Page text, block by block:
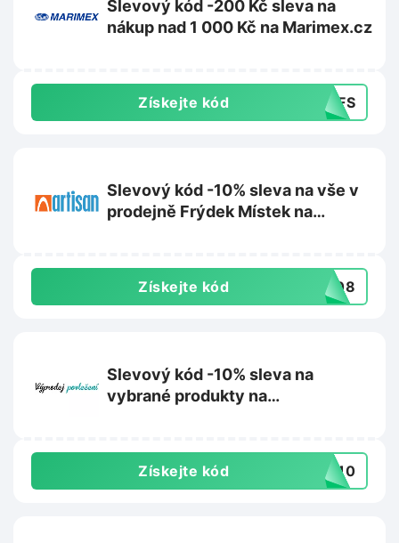
Slevový kód -200 Kč sleva na
nákup nad 1 000 Kč na Marimex.cz
Získejte kód 54FS
Slevový kód -10% sleva na vše v
prodejně Frýdek Místek na
Získejte kód 0808
Slevový kód -10% sleva na
vybrané produkty na
Získejte kód TS10